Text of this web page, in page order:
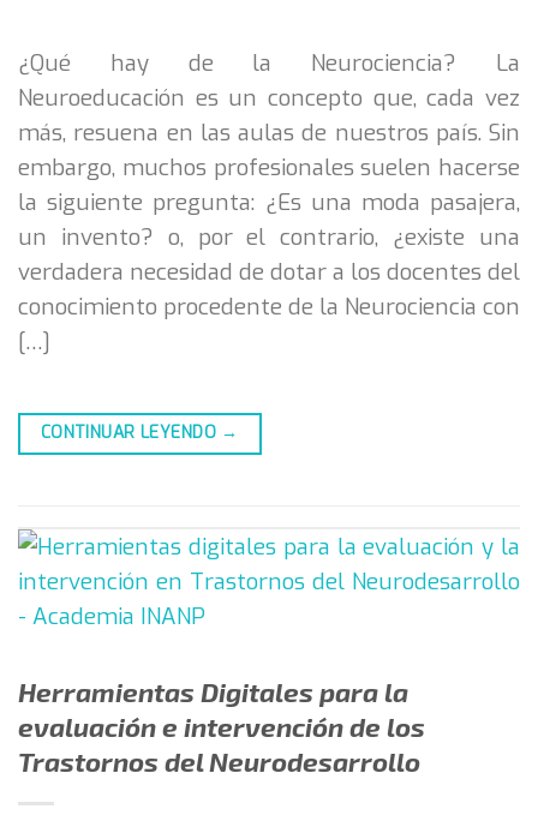
¿Qué hay de la Neurociencia? La
Neuroeducación es un concepto que, cada vez
más, resuena en las aulas de nuestros país. Sin
embargo, muchos profesionales suelen hacerse
la siguiente pregunta: ¿Es una moda pasajera,
un invento? o, por el contrario, ¿existe una
verdadera necesidad de dotar a los docentes del
conocimiento procedente de la Neurociencia con
[…]
CONTINUAR LEYENDO →
Herramientas Digitales para la
evaluación e intervención de los
Trastornos del Neurodesarrollo